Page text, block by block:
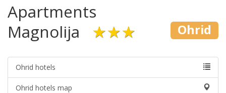
Apartments
Magnolija
★★★ Ohrid
Ohrid hotels
Ohrid hotels map